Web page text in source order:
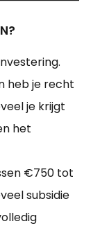
heb je recht
je krijgt
het
€750 tot
subsidie